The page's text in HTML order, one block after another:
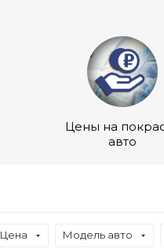
Цены на
авто
Цена Модель авто